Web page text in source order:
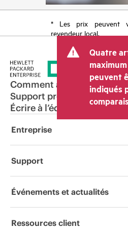
* Les prix peuvent
revendeur local.
Quatre
maximum
peuvent
indiqués
Comment acheter
Support produit
Écrire à l’équipe
Entreprise
À propos de HPE
Support
Services d’assistance
Événements et actualités
Événements
Ressources client